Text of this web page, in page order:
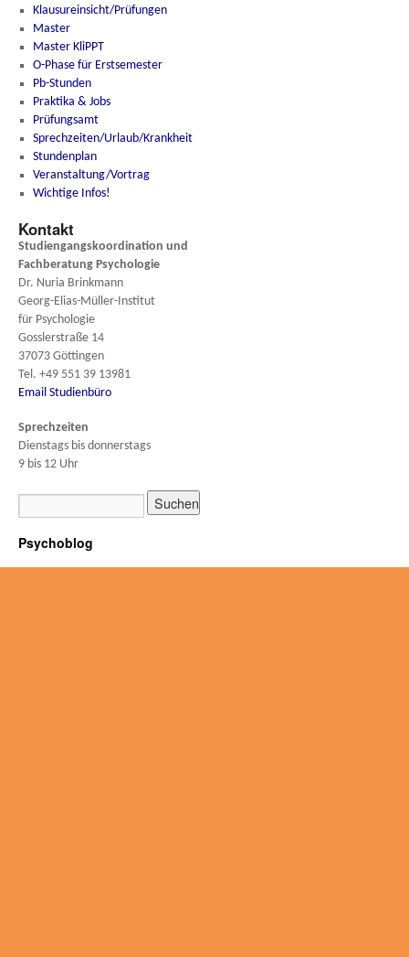
Klausureinsicht/Prüfungen
Master
Master KliPPT
O-Phase für Erstsemester
Pb-Stunden
Praktika & Jobs
Prüfungsamt
Sprechzeiten/Urlaub/Krankheit
Stundenplan
Veranstaltung/Vortrag
Wichtige Infos!
Kontakt
Studiengangskoordination und
Fachberatung Psychologie
Dr. Nuria Brinkmann
Georg-Elias-Müller-Institut
für Psychologie
Gosslerstraße 14
37073 Göttingen
Tel. +49 551 39 13981
Email Studienbüro
Sprechzeiten
Dienstags bis donnerstags
9 bis 12 Uhr
Psychoblog